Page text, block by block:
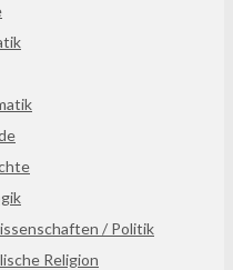
/ Politik
Religion